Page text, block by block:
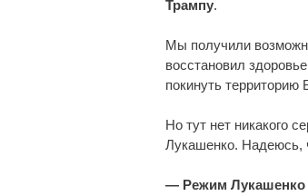
Трампу.
Мы получили
восстановил
покинуть территорию
Но тут нет никакого
Лукашенко. Надеюсь,
— Режим Лукашенко